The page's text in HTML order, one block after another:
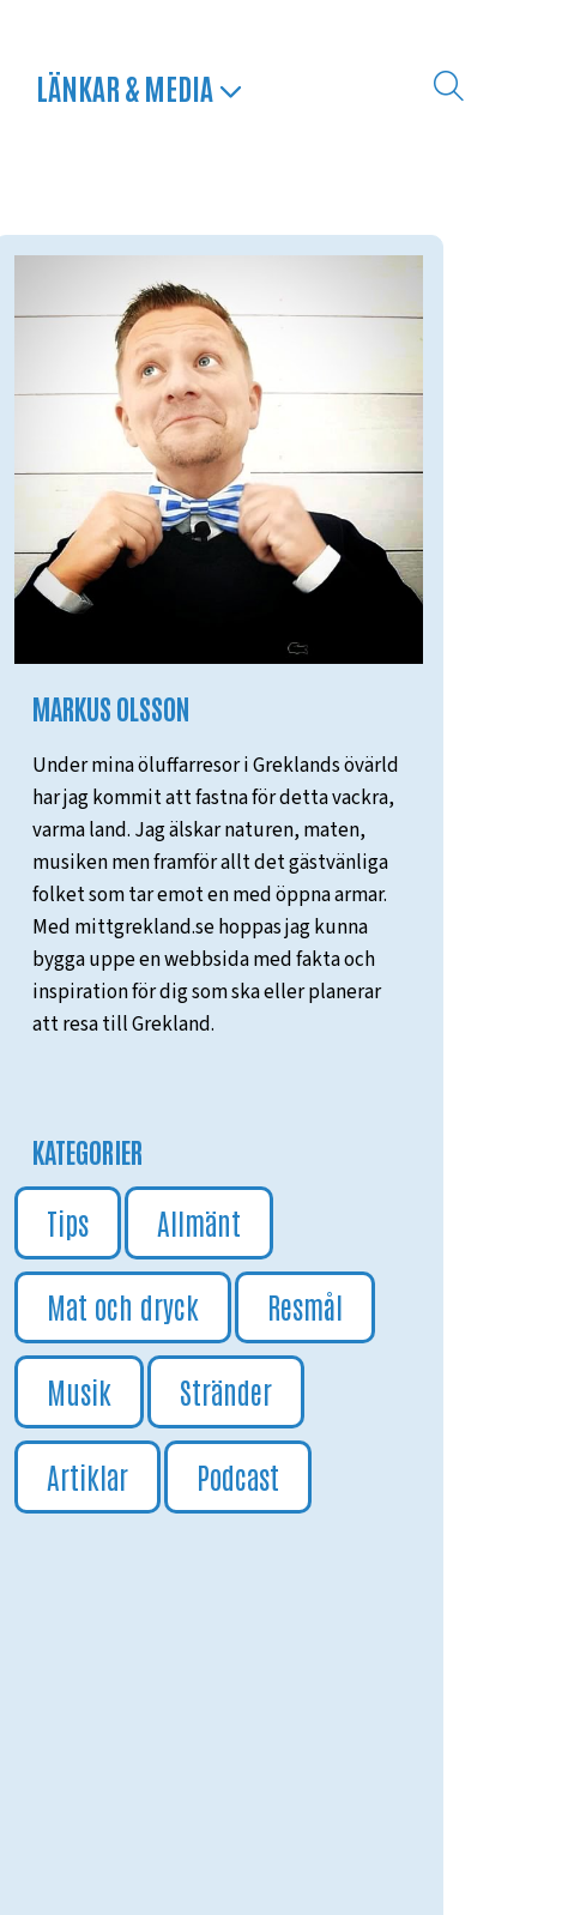
LÄNKAR & MEDIA
MARKUS OLSSON
Under mina öluffarresor i Greklands övärld
har jag kommit att fastna för detta vackra,
varma land. Jag älskar naturen, maten,
musiken men framför allt det gästvänliga
folket som tar emot en med öppna armar.
Med mittgrekland.se hoppas jag kunna
bygga uppe en webbsida med fakta och
inspiration för dig som ska eller planerar
att resa till Grekland.
KATEGORIER
Tips Allmänt
Mat och dryck Resmål
Musik Stränder
Artiklar Podcast